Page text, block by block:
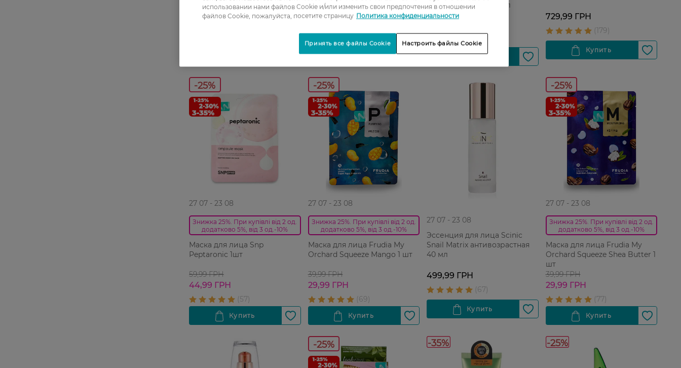
39,99 ГРН 39,99 ГРН
Holika Aloe 99% 250 мл
244,99 ГРН
729,99 ГРН
-25%
27 07 - 23 08
Знижка 25%. При купівлі від 2 од.
додатково 5%, від 3 од.-10%
Маска для лица Snp
Peptaronic 1шт
59,99 ГРН
44,99 ГРН
-25%
27 07 - 23 08
Знижка 25%. При купівлі від 2 од.
додатково 5%, від 3 од.-10%
Маска для лица Frudia My
Orchard Squeeze Mango 1 шт
39,99 ГРН
29,99 ГРН
27 07 - 23 08
Эссенция для лица Scinic
Snail Matrix антивозрастная
40 мл
499,99 ГРН
-25%
27 07 - 23 08
Знижка 25%. При купівлі від 2 од.
додатково 5%, від 3 од.-10%
Маска для лица Frudia My
Orchard Squeeze Shea Butter 1
шт
39,99 ГРН
29,99 ГРН
-25% -35% -25%
использовании нами файлов Cookie и/или изменить свои предпочтения в отношении
файлов Cookie, пожалуйста, посетите страницу Политика конфиденциальности
Настроить файлы Cookie
Принять все файлы Cookie